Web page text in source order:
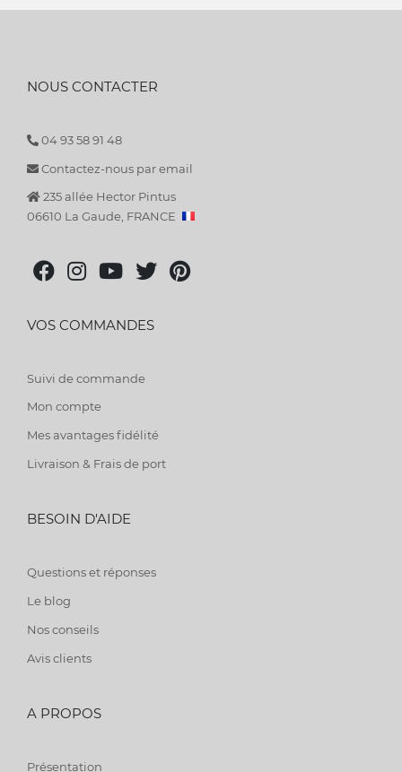
NOUS CONTACTER
04 93 58 91 48
Contactez-nous par email
235 allée Hector Pintus
06610 La Gaude, FRANCE
VOS COMMANDES
Suivi de commande
Mon compte
Mes avantages fidélité
Livraison & Frais de port
BESOIN D'AIDE
Questions et réponses
Le blog
Nos conseils
Avis clients
A PROPOS
Présentation